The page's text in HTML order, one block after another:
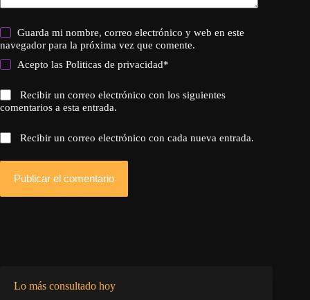
Guarda mi nombre, correo electrónico y web en este
navegador para la próxima vez que comente.
Acepto lasPoliticas de privacidad*
Recibir un correo electrónico con los siguientes
comentarios a esta entrada.
Recibir un correo electrónico con cada nueva entrada.
Publicar el comentario
Lo más consultado hoy